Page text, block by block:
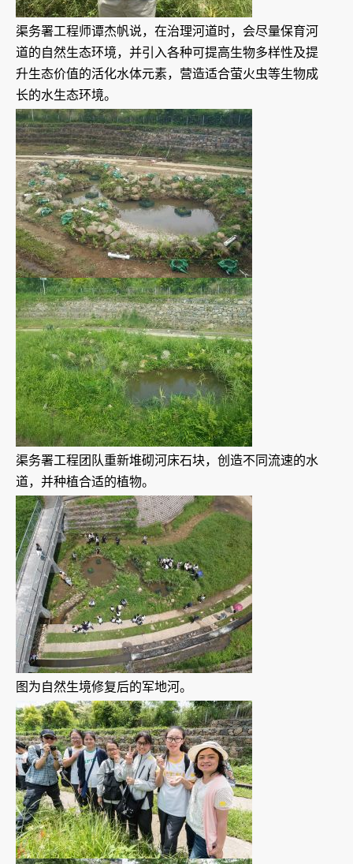
渠务署工程师谭杰帆说，在治理河道时，会尽量保育河
道的自然生态环境，并引入各种可提高生物多样性及提
升生态价值的活化水体元素，营造适合萤火虫等生物成
长的水生态环境。
渠务署工程团队重新堆砌河床石块，创造不同流速的水
道，并种植合适的植物。
图为自然生境修复后的军地河。